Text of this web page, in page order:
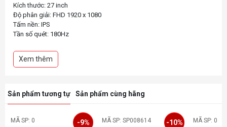
Kích thước: 27 inch
Độ phân giải: FHD 1920 x 1080
Tấm nền: IPS
Tần số quét: 180Hz
Độ sáng: 300 nits
Tỉ lệ tương phản: 1000:1
Xem thêm
Sản phẩm tương tự Sản phẩm cùng hãng
MÃ SP: 0 -9% MÃ SP: SP008614 -10% MÃ SP: 0